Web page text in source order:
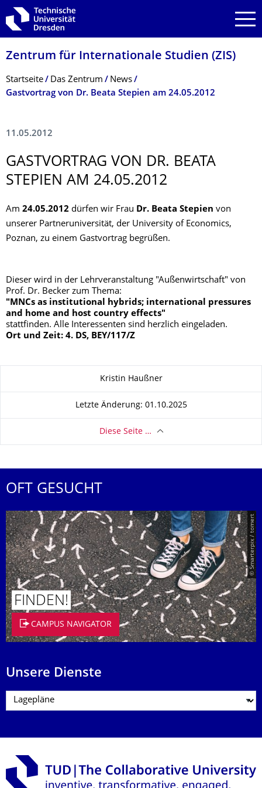
Zur Hauptnavigation springen
Zur Suche springen
Zum Inhalt springen
Zentrum für Internationale Studien (ZIS)
Breadcrumb-Menü
Startseite Das Zentrum
News
Gastvortrag von Dr. Beata Stepien am 24.05.2012
11.05.2012
GASTVORTRAG VON DR. BEATA
STEPIEN AM 24.05.2012
Am 24.05.2012 dürfen wir Frau Dr. Beata Stepien von
unserer Partneruniversität, der University of Economics,
Poznan, zu einem Gastvortrag begrüßen.
Dieser wird in der Lehrveranstaltung "Außenwirtschaft" von
Prof. Dr. Becker zum Thema:
"MNCs as institutional hybrids; international pressures
and home and host country effects"
stattfinden. Alle Interessenten sind herzlich eingeladen.
Ort und Zeit: 4. DS, BEY/117/Z
Kristin Haußner
Letzte Änderung: 01.10.2025
Diese Seite …
OFT GESUCHT
© Smarterpix / tomert
FINDEN!
CAMPUS NAVIGATOR
Unsere Dienste